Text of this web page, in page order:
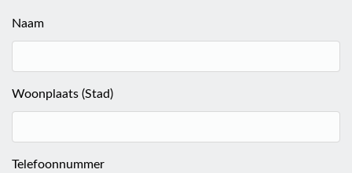
Naam
Woonplaats (Stad)
Telefoonnummer